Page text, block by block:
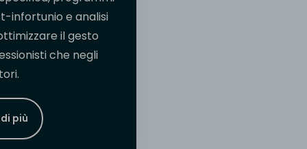
infortunio e analisi
il gesto
che negli
più